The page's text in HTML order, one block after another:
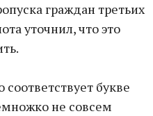
граждан третьих
уточнил, что это
соответствует букве
не совсем